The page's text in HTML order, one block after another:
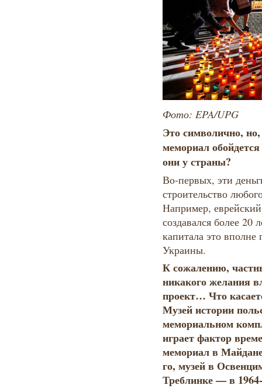
Фото: EPA/UPG
Это символично,
мемориал
они у страны?
Во-первых, эти
строительство
Например,
создавался более 20
капитала это
Украины.
К сожалению,
никакого желания
проект… Что
Музей истории
мемориальном
играет фактор
мемориал в
го, музей в
Треблинке — в